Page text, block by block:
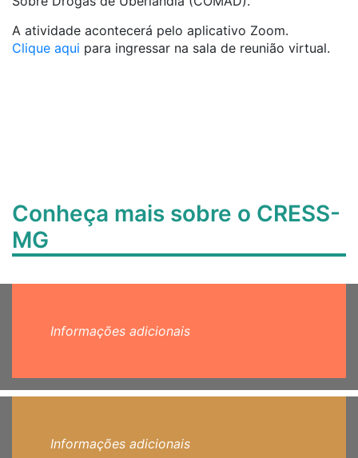
A atividade acontecerá pelo aplicativo Zoom.
Clique aqui para ingressar na sala de reunião virtual.
Conheça mais sobre o CRESS-
MG
Informações adicionais
Informações adicionais